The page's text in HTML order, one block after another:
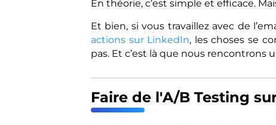
En théorie, c’est simple et efficace.
Et bien, si vous travaillez avec de
actions sur LinkedIn, les choses se
pas. Et c’est là que nous rencontrons
Faire de l'A/B Testing